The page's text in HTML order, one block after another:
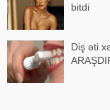
bitdi
Diş əti